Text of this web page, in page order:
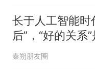
长于人工智能时
后”，“好的关系
是终点
秦朔朋友圈